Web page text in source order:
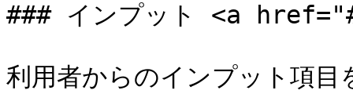
### インプット <a
利用者からのインプット項